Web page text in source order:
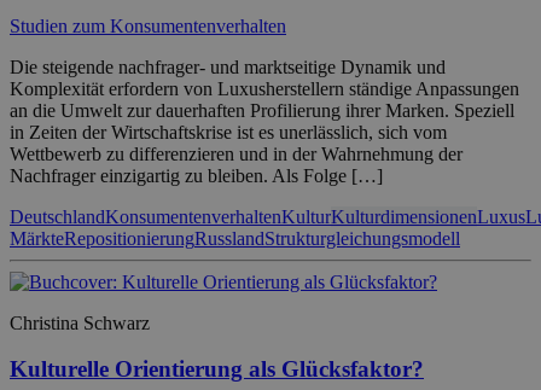
Studien zum Konsumentenverhalten
Die steigende nachfrager- und marktseitige Dynamik und
Komplexität erfordern von Luxusherstellern ständige Anpassungen
an die Umwelt zur dauerhaften Profilierung ihrer Marken. Speziell
in Zeiten der Wirtschaftskrise ist es unerlässlich, sich vom
Wettbewerb zu differenzieren und in der Wahrnehmung der
Nachfrager einzigartig zu bleiben. Als Folge […]
DeutschlandKonsumentenverhaltenKulturKulturdimensionenLuxus
MärkteRepositionierungRusslandStrukturgleichungsmodell
Christina Schwarz
Kulturelle Orientierung als Glücksfaktor?